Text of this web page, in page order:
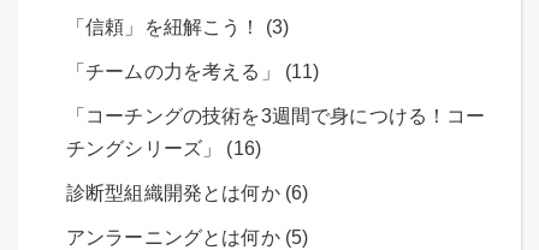
「信頼」を紐解こう！ (3)
「チームの力を考える」 (11)
「コーチングの技術を3週間で身につける！コー
チングシリーズ」 (16)
診断型組織開発とは何か (6)
アンラーニングとは何か (5)